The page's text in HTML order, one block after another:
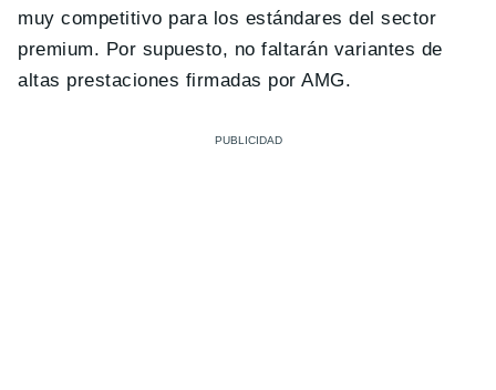
muy competitivo para los estándares del sector
premium. Por supuesto, no faltarán variantes de
altas prestaciones firmadas por AMG.